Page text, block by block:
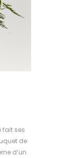
fait ses
de
d’un